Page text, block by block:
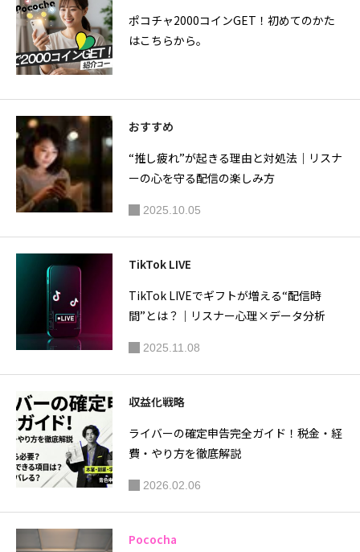
ポコチャ2000コインGET！初めてのかた
はこちらから。
おすすめ
“推し疲れ”が起きる理由と対処法｜リスナ
ーの心を守る配信の楽しみ方
2025.10.05
TikTok LIVE
TikTok LIVEでギフトが増える“配信時
間”とは？｜リスナー心理×データ分析
2025.11.08
収益化戦略
ライバーの確定申告完全ガイド！税金・経
費・やり方を徹底解説
2026.02.06
Pococha